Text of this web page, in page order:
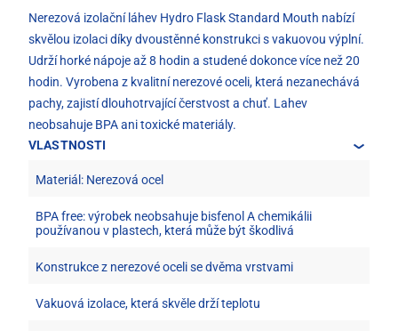
Nerezová izolační láhev Hydro Flask Standard Mouth nabízí
skvělou izolaci díky dvoustěnné konstrukci s vakuovou výplní.
Udrží horké nápoje až 8 hodin a studené dokonce více než 20
hodin. Vyrobena z kvalitní nerezové oceli, která nezanechává
pachy, zajistí dlouhotrvající čerstvost a chuť. Lahev
neobsahuje BPA ani toxické materiály.
VLASTNOSTI
Materiál: Nerezová ocel
BPA free: výrobek neobsahuje bisfenol A chemikálii
používanou v plastech, která může být škodlivá
Konstrukce z nerezové oceli se dvěma vrstvami
Vakuová izolace, která skvěle drží teplotu